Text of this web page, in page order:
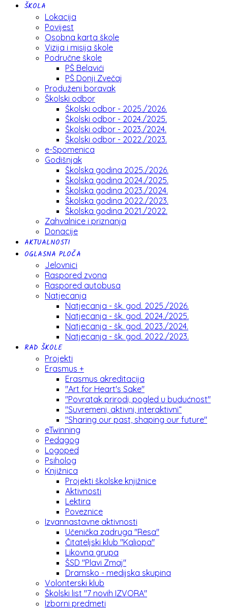
ŠKOLA
Lokacija
Povijest
Osobna karta škole
Vizija i misija škole
Područne škole
PŠ Belavići
PŠ Donji Zvečaj
Produženi boravak
Školski odbor
Školski odbor - 2025./2026.
Školski odbor - 2024./2025.
Školski odbor - 2023./2024.
Školski odbor - 2022./2023.
e-Spomenica
Godišnjak
Školska godina 2025./2026.
Školska godina 2024./2025.
Školska godina 2023./2024.
Školska godina 2022./2023.
Školska godina 2021./2022.
Zahvalnice i priznanja
Donacije
AKTUALNOSTI
OGLASNA PLOČA
Jelovnici
Raspored zvona
Raspored autobusa
Natjecanja
Natjecanja - šk. god. 2025./2026.
Natjecanja - šk. god. 2024./2025.
Natjecanja - šk. god. 2023./2024.
Natjecanja - šk. god. 2022./2023.
RAD ŠKOLE
Projekti
Erasmus +
Erasmus akreditacija
"Art for Heart's Sake"
"Povratak prirodi, pogled u budućnost"
"Suvremeni, aktivni, interaktivni“
"Sharing our past, shaping our future"
eTwinning
Pedagog
Logoped
Psiholog
Knjižnica
Projekti školske knjižnice
Aktivnosti
Lektira
Poveznice
Izvannastavne aktivnosti
Učenička zadruga "Resa"
Čitateljski klub "Kaliopa"
Likovna grupa
ŠSD "Plavi Zmaj"
Dramsko - medijska skupina
Volonterski klub
Školski list "7 novih IZVORA"
Izborni predmeti